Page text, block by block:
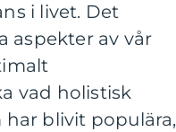
i livet. Det
aspekter av vår
vad holistisk
blivit populära,